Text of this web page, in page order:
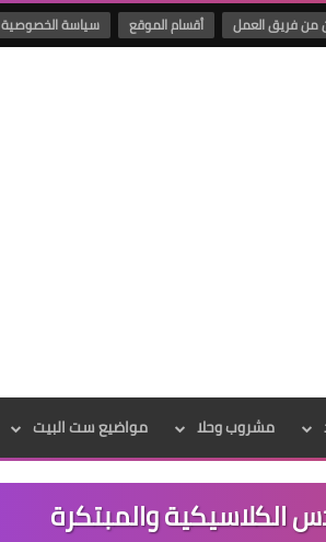
من فريق العمل أقسام الموقع سياسة الخصوصية
مشروب وحلا مواضيع ست البيت
الكلاسيكية والمبتكرة